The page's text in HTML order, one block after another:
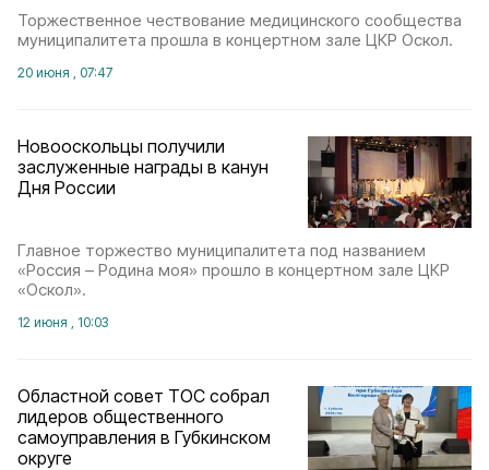
Торжественное чествование медицинского сообщества
муниципалитета прошла в концертном зале ЦКР Оскол.
20 июня , 07:47
Новооскольцы получили
заслуженные награды в канун
Дня России
Главное торжество муниципалитета под названием
«Россия – Родина моя» прошло в концертном зале ЦКР
«Оскол».
12 июня , 10:03
Областной совет ТОС собрал
лидеров общественного
самоуправления в Губкинском
округе